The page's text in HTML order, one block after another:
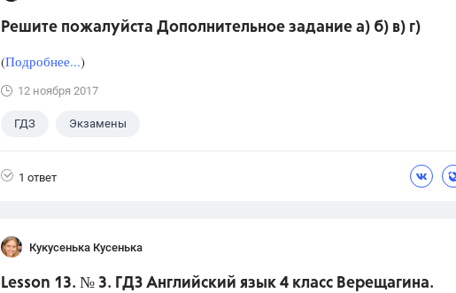
Решите пожалуйста Дополнительное задание а) б) в) г)
(Подробнее...)
12 ноября 2017
ГДЗ Экзамены
1 ответ
Кукусенька Кусенька
Lesson 13. № 3. ГДЗ Английский язык 4 класс Верещагина.